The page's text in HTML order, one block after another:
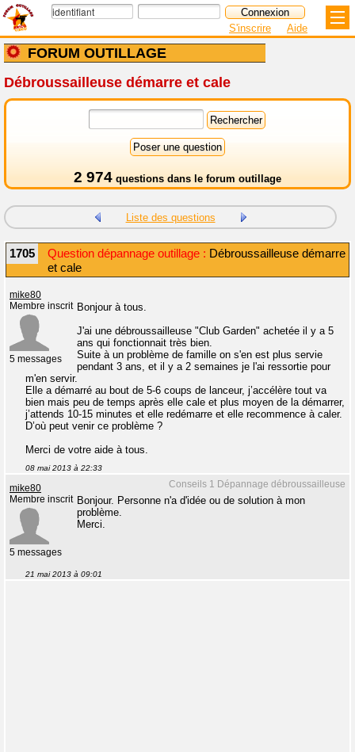
FORUM OUTILLAGE
S'inscrire Aide
Débroussailleuse démarre et cale
2 974 questions dans le forum outillage
Liste des questions
1705 Question dépannage outillage : Débroussailleuse démarre
et cale
mike80
Membre inscrit
5 messages
Bonjour à tous.
J'ai une débroussailleuse "Club Garden" achetée il y a 5
ans qui fonctionnait très bien.
Suite à un problème de famille on s'en est plus servie
pendant 3 ans, et il y a 2 semaines je l'ai ressortie pour
m'en servir.
Elle a démarré au bout de 5-6 coups de lanceur, j’accélère tout va
bien mais peu de temps après elle cale et plus moyen de la démarrer,
j’attends 10-15 minutes et elle redémarre et elle recommence à caler.
D’où peut venir ce problème ?
Merci de votre aide à tous.
08 mai 2013 à 22:33
Conseils 1 Dépannage débroussailleuse
mike80
Membre inscrit
5 messages
Bonjour. Personne n'a d'idée ou de solution à mon
problème.
Merci.
21 mai 2013 à 09:01